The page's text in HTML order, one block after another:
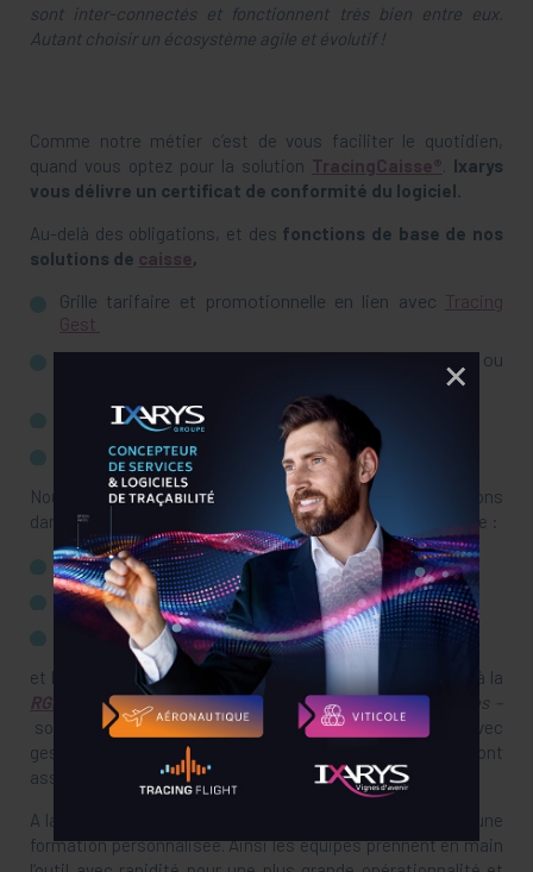
sont inter-connectés et fonctionnent très bien entre eux.
Autant choisir un écosystème agile et évolutif !
Comme notre métier c’est de vous faciliter le quotidien,
quand vous optez pour la solution TracingCaisse®
Ixarys
vous délivre un certificat de conformité du logiciel.
Au-delà des obligations, et des fonctions de base de nos
solutions de caisse,
Grille tarifaire et promotionnelle en lien avec Tracing
Gest
Gestion de vos articles : lecture avec douchette ou
Codes caisses paramétrables
Gestion des grilles de favoris
Nous avons intégré des fonctionnalités ++ qui vous aiderons
dans votre stratégie de vente et performance commerciale :
Analyse statistique des ventes,
Gestion de stocks,
Programme de fidélisation de votre clientèle,
et bien sûr en toute sécurité puisque les impératifs liés à la
RGPD
- Règlement Général sur la Protection des Données –
sont intégrés dans la démarche et les accès sécurisés avec
gestion des différents profils de vos utilisateurs sont
assurés.
A la clé de la démo puis de l’acquisition nous dispensons une
formation personnalisée. Ainsi les équipes prennent en main